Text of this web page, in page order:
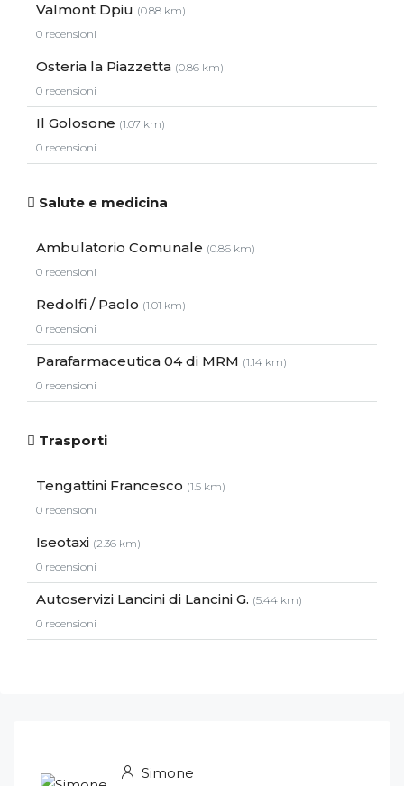
Valmont Dpiu (0.88 km)
0 recensioni
Osteria la Piazzetta (0.86 km)
0 recensioni
Il Golosone (1.07 km)
0 recensioni
Salute e medicina
Ambulatorio Comunale (0.86 km)
0 recensioni
Redolfi / Paolo (1.01 km)
0 recensioni
Parafarmaceutica 04 di MRM (1.14 km)
0 recensioni
Trasporti
Tengattini Francesco (1.5 km)
0 recensioni
Iseotaxi (2.36 km)
0 recensioni
Autoservizi Lancini di Lancini G. (5.44 km)
0 recensioni
Simone